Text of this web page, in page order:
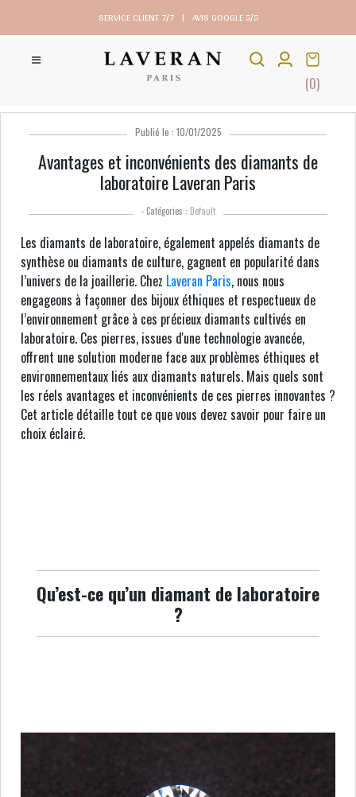
SERVICE CLIENT 7/7 | AVIS GOOGLE 5/5
(0)
Publié le : 10/01/2025
Avantages et inconvénients des diamants de
laboratoire Laveran Paris
- Catégories : Default
Les diamants de laboratoire, également appelés diamants de
synthèse ou diamants de culture, gagnent en popularité dans
l’univers de la joaillerie. Chez Laveran Paris, nous nous
engageons à façonner des bijoux éthiques et respectueux de
l’environnement grâce à ces précieux diamants cultivés en
laboratoire. Ces pierres, issues d'une technologie avancée,
offrent une solution moderne face aux problèmes éthiques et
environnementaux liés aux diamants naturels. Mais quels sont
les réels avantages et inconvénients de ces pierres innovantes ?
Cet article détaille tout ce que vous devez savoir pour faire un
choix éclairé.
Qu’est-ce qu’un diamant de laboratoire
?